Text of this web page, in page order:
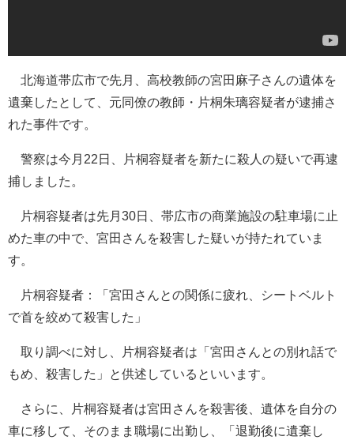
北海道帯広市で先月、高校教師の宮田麻子さんの遺体を
遺棄したとして、元同僚の教師・片桐朱璃容疑者が逮捕さ
れた事件です。
警察は今月22日、片桐容疑者を新たに殺人の疑いで再逮
捕しました。
片桐容疑者は先月30日、帯広市の商業施設の駐車場に止
めた車の中で、宮田さんを殺害した疑いが持たれていま
す。
片桐容疑者：「宮田さんとの関係に疲れ、シートベルト
で首を絞めて殺害した」
取り調べに対し、片桐容疑者は「宮田さんとの別れ話で
もめ、殺害した」と供述しているといいます。
さらに、片桐容疑者は宮田さんを殺害後、遺体を自分の
車に移して、そのまま職場に出勤し、「退勤後に遺棄し